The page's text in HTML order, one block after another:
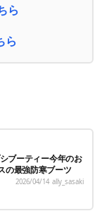
ら
ら
ブーティー今年のお
の最強防寒ブーツ
2026/04/14 ally_sasaki